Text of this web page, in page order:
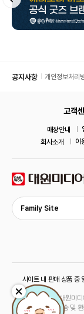
공지사항
개인정보처리
고객
매장안내
회사소개
이
Family Site
사이트 내 판매 상품 중
해당 상품의 경우 대원미
주문, 배송 및